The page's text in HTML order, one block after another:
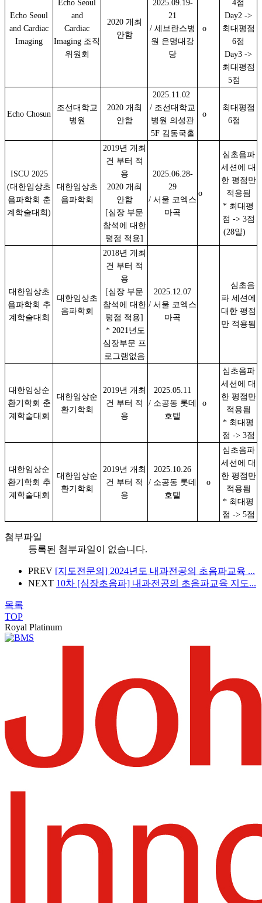
Echo Seoul
and Cardiac
Imaging
Echo Seoul
and
Cardiac
Imaging 조직
위원회
2020 개최
안함
2025.09.19-
21
/ 세브란스병
원 은명대강
당
o
4점
Day2 ->
최대평점
6점
Day3 ->
최대평점
5점
Echo Chosun
조선대학교
병원
2020 개최
안함
2025.11.02
/ 조선대학교
병원 의성관
5F 김동국홀
o
최대평점
6점
ISCU 2025
(대한임상초
음파학회 춘
계학술대회)
대한임상초
음파학회
2019년 개최
건 부터 적
용
2020 개최
안함
[심장 부문
참석에 대한
평점 적용]
2025.06.28-
29
/ 서울 코엑스
마곡
o
심초음파
세션에 대
한 평점만
적용됨
* 최대평
점 -> 3점
(28일)
대한임상초
음파학회 추
계학술대회
대한임상초
음파학회
2018년 개최
건 부터 적
용
[심장 부문
참석에 대한
평점 적용]
* 2021년도
심장부문 프
로그램없음
2025.12.07
/ 서울 코엑스
마곡
심초음
파 세션에
대한 평점
만 적용됨
대한임상순
환기학회 춘
계학술대회
대한임상순
환기학회
2019년 개최
건 부터 적
용
2025.05.11
/ 소공동 롯데
호텔
o
심초음파
세션에 대
한 평점만
적용됨
* 최대평
점 -> 3점
대한임상순
환기학회 추
계학술대회
대한임상순
환기학회
2019년 개최
건 부터 적
용
2025.10.26
/ 소공동 롯데
호텔
o
심초음파
세션에 대
한 평점만
적용됨
* 최대평
점 -> 5점
첨부파일
등록된 첨부파일이 없습니다.
PREV [지도전문의] 2024년도 내과전공의 초음파교육 ...
NEXT 10차 [심장초음파] 내과전공의 초음파교육 지도...
목록
TOP
Royal Platinum